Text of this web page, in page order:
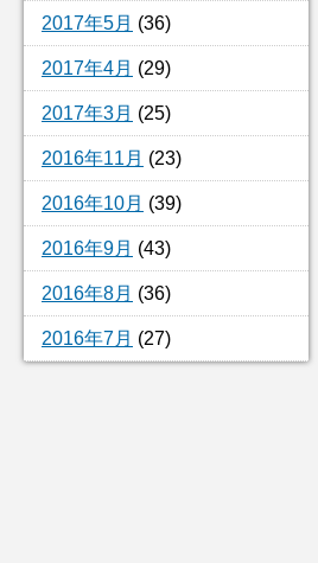
2017年5月 (36)
2017年4月 (29)
2017年3月 (25)
2016年11月 (23)
2016年10月 (39)
2016年9月 (43)
2016年8月 (36)
2016年7月 (27)